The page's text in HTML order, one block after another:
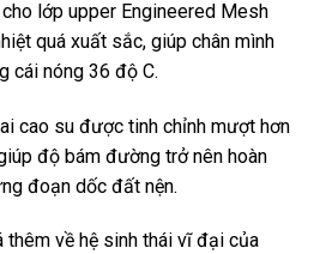
lớp upper Engineered Mesh
quá xuất sắc, giúp chân mình
cái nóng 36 độ C.
cao su được tinh chỉnh mượt hơn
độ bám đường trở nên hoàn
đoạn dốc đất nện.
thêm về hệ sinh thái vĩ đại của